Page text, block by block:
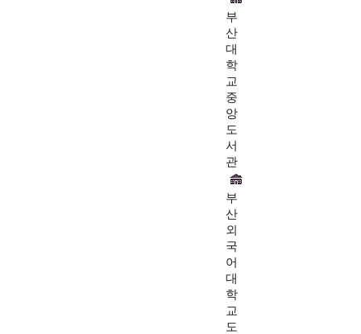
부
산
대
학
교
중
앙
도
서
관
부
산
외
국
어
대
학
교
도